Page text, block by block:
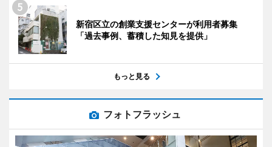
新宿区立の創業支援センターが利用者募集
「過去事例、蓄積した知見を提供」
もっと見る
フォトフラッシュ